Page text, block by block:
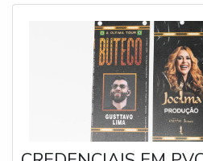
nítidas. Versatilidade:
clip ou alfinete, adaptando-se a
e preferências de uso.
identificação rápida e segura de
participantes de eventos.
para a imagem profissional e